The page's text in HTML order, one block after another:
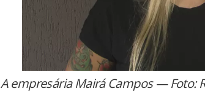
A empresária Mairá Campos — Foto: